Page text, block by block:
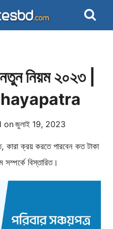
নিয়ম ২০২৩ |
onজুলাই 19, 2023
কারা ক্রয় করতে পারবেন কত টাকা
সম্পর্কে বিস্তারিত।